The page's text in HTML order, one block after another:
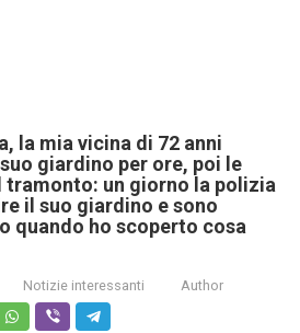
la mia vicina di 72 anni
giardino per ore, poi le
tramonto: un giorno la polizia
il suo giardino e sono
quando ho scoperto cosa
Notizie interessanti Author